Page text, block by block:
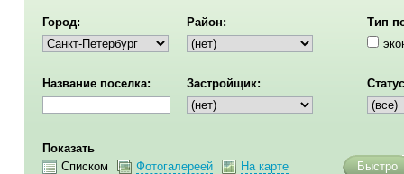
Город: Район:
Тип
Название поселка: Застройщик:
Показать
Списком
Фотогалереей На карте Быстро